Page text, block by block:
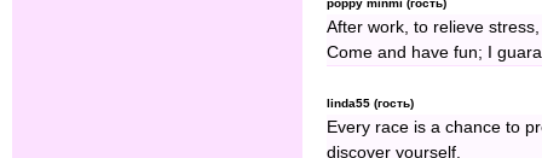
poppy minmi (гость)
After work, to relieve
Come and have fun; I
linda55 (гость)
Every race is a chance to
discover yourself.